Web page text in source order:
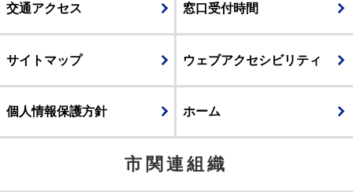
交通アクセス 窓口受付時間
サイトマップ ウェブアクセシビリティ
個人情報保護方針 ホーム
市関連組織